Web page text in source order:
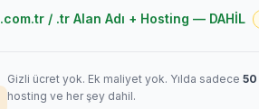
.com.tr / .tr Alan Adı + Hosting — DAHİL
Gizli ücret yok. Ek maliyet yok. Yılda sadece 50
hosting ve her şey dahil.